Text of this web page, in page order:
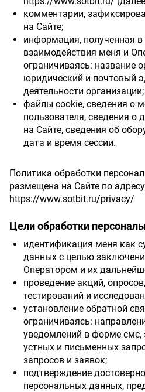
комментарии,
на Сайте;
информация, полученная в
взаимодействия меня и
ограничиваясь: название
юридический и почтовый
деятельности организации;
файлы cookie, сведения о
пользователя, сведения о
на Сайте, сведения об
дата и время сессии.
Политика обработки
размещена на Сайте по
https://www.sotbit.ru/privacy/
Цели обработки
идентификация меня как
данных с целью
Оператором и их
проведение акций,
тестирований и
установление обратной
ограничиваясь:
уведомлений в форме смс,
устных и письменных
запросов и заявок;
подтверждение
персональных данных,